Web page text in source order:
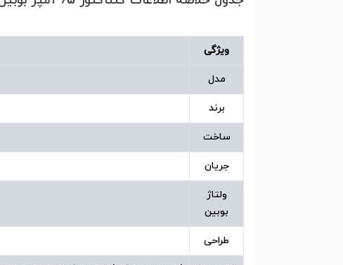
ویژگی
مدل
برند
ساخت
جریان
ولتاژ
بوبین
طراحی